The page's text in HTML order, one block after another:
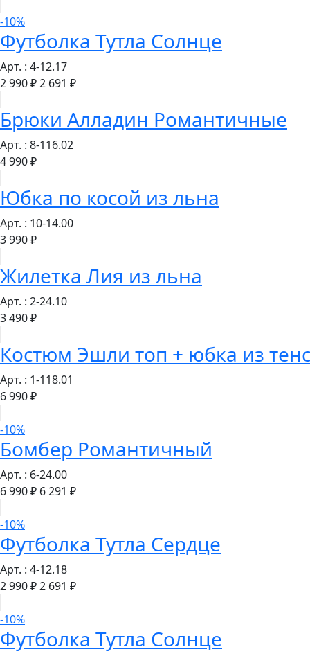
-10%
Футболка Тутла Солнце
Арт. : 4-12.17
2 990 ₽2 691 ₽
Брюки Алладин Романтичные
Арт. : 8-116.02
4 990 ₽
Юбка по косой из льна
Арт. : 10-14.00
3 990 ₽
Жилетка Лия из льна
Арт. : 2-24.10
3 490 ₽
Костюм Эшли топ + юбка из
Арт. : 1-118.01
6 990 ₽
-10%
Бомбер Романтичный
Арт. : 6-24.00
6 990 ₽ 6 291 ₽
-10%
Футболка Тутла Сердце
Арт. : 4-12.18
2 990 ₽2 691 ₽
-10%
Футболка Тутла Солнце